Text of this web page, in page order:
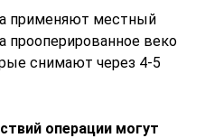
применяют местный
прооперированное веко
снимают через 4-5
операции могут